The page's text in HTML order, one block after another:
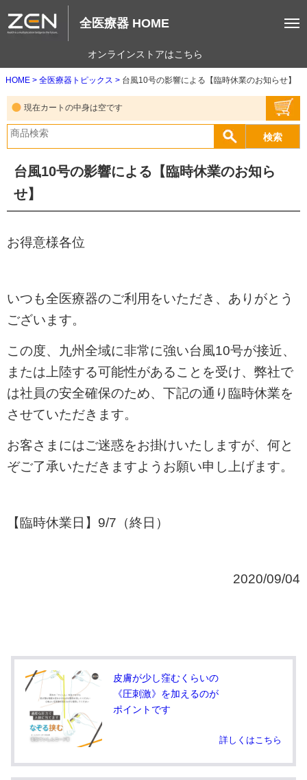
全医療器 HOME
オンラインストアはこちら
HOME 全医療器トピックス 台風10号の影響による【臨時休業のお知らせ】
現在カートの中身は空です
台風10号の影響による【臨時休業のお知ら
せ】
お得意様各位
いつも全医療器のご利用をいただき、ありがとう
ございます。
この度、九州全域に非常に強い台風10号が接近、
または上陸する可能性があることを受け、弊社で
は社員の安全確保のため、下記の通り臨時休業を
させていただきます。
お客さまにはご迷惑をお掛けいたしますが、何と
ぞご了承いただきますようお願い申し上げます。
【臨時休業日】9/7（終日）
2020/09/04
皮膚が少し窪むくらいの
《圧刺激》を加えるのが
ポイントです
詳しくはこちら